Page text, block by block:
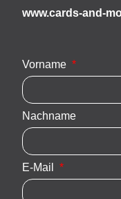
www.cards-and-
Vorname
Nachname
E-Mail